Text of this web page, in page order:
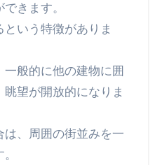
きます。
いう特徴がありま
般的に他の建物に囲
望が開放的になりま
、周囲の街並みを一